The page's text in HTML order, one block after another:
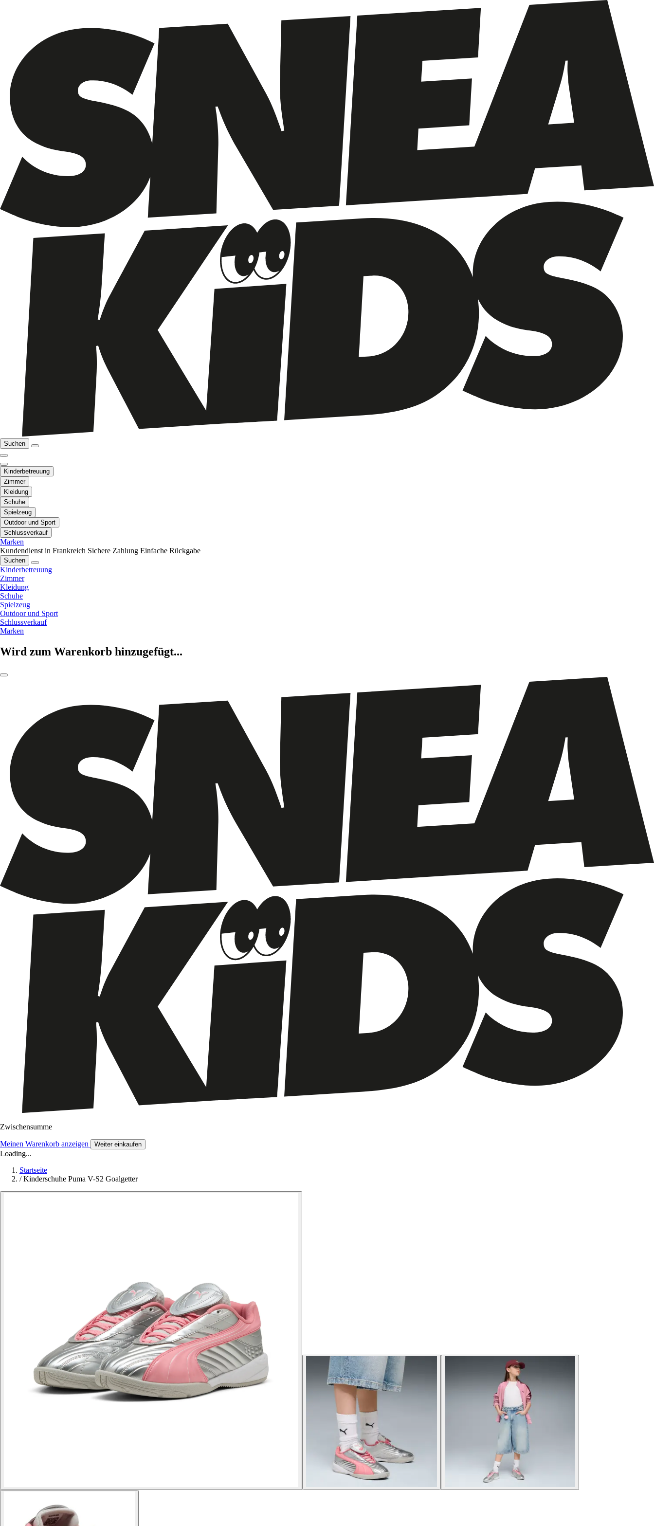
Suchen
Kinderbetreuung
Zimmer
Kleidung
Schuhe
Spielzeug
Outdoor und Sport
Schlussverkauf
Marken
Kundendienst in Frankreich Sichere Zahlung Einfache Rückgabe
Suchen
Kinderbetreuung
Zimmer
Kleidung
Schuhe
Spielzeug
Outdoor und Sport
Schlussverkauf
Marken
Wird zum Warenkorb hinzugefügt...
Zwischensumme
Meinen Warenkorb anzeigen Weiter einkaufen
Loading...
Startseite
/ Kinderschuhe Puma V-S2 Goalgetter